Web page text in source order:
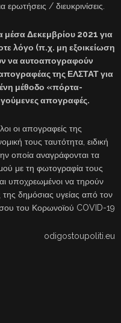
/ διευκρινίσεις.
μέσα Δεκεμβρίου 2021 για
λόγο (π.χ. μη εξοικείωση
να αυτοαπογραφούν
της ΕΛΣΤΑΤ για
μέθοδο «πόρτα-
απογραφές.
οι απογραφείς της
τους ταυτότητα, ειδική
οποία αναγράφονται τα
με τη φωτογραφία τους
υποχρεωμένοι να τηρούν
δημόσιας υγείας από τον
του Κορωνοϊού COVID-19
odigostoupoliti.eu